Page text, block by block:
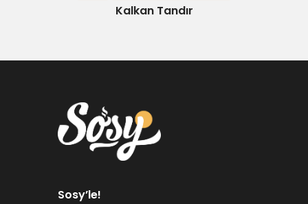
Kalkan Tandır
Sosy’le!